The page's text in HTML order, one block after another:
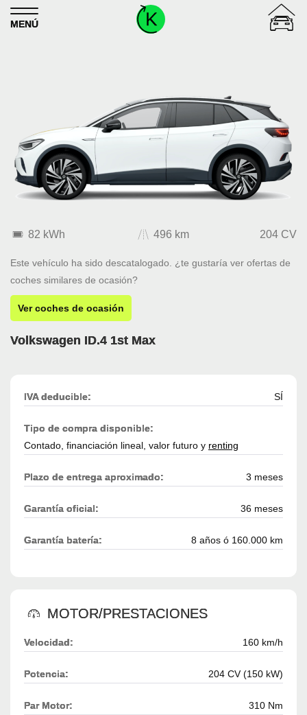
Skip to content
MENÚ
82 kWh 496 km 204 CV
Este vehículo ha sido descatalogado. ¿te gustaría ver ofertas de
coches similares de ocasión?
Ver coches de ocasión
Volkswagen ID.4 1st Max
IVA deducible: SÍ
Tipo de compra disponible:
Contado, financiación lineal, valor futuro y renting
Plazo de entrega aproximado: 3 meses
Garantía oficial: 36 meses
Garantía batería: 8 años ó 160.000 km
MOTOR/PRESTACIONES
Velocidad: 160 km/h
Potencia: 204 CV (150 kW)
Par Motor: 310 Nm